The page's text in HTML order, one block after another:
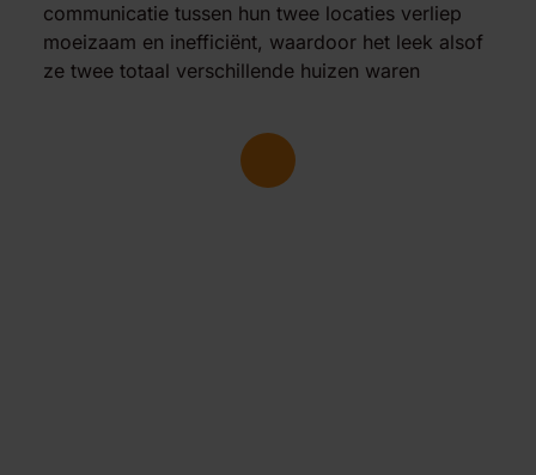
communicatie tussen hun twee locaties verliep
moeizaam en inefficiënt, waardoor het leek alsof
ze twee totaal verschillende huizen waren